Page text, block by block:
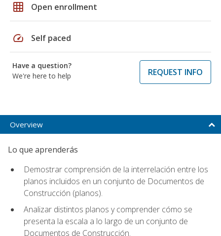
grid_on Open enrollment
speed Self paced
Have a question?
We're here to help
REQUEST INFO
Overview
Lo que aprenderás
Demostrar comprensión de la interrelación entre los
planos incluidos en un conjunto de Documentos de
Construcción (planos).
Analizar distintos planos y comprender cómo se
presenta la escala a lo largo de un conjunto de
Documentos de Construcción.